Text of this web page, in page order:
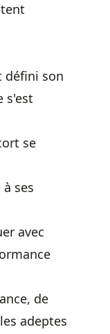
défini son
s'est
se
ses
avec
de
adeptes